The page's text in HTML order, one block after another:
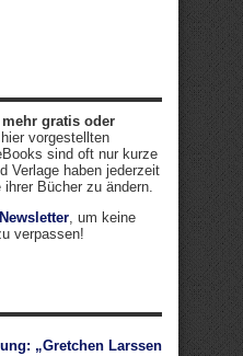
gratis oder
vorgestellten
sind oft nur kurze
Verlage haben jederzeit
Bücher zu ändern.
, um keine
verpassen!
„Gretchen Larssen